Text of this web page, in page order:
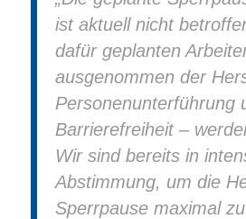
ist aktuell nicht
dafür geplanten
ausgenommen der
Personenunterführung
Barrierefreiheit –
Wir sind bereits in
Abstimmung, um die
Sperrpause maximal